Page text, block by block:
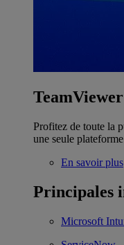
Profitez de toute la
une seule
En savoir plus
Principales
Microsoft